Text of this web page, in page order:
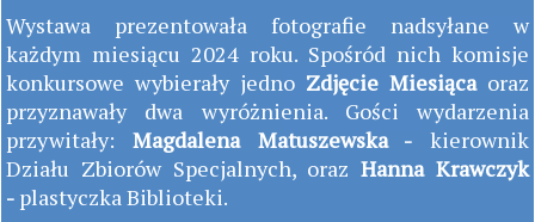
Wystawa prezentowała fotografie nadsyłane w
każdym miesiącu 2024 roku. Spośród nich komisje
konkursowe wybierały jedno Zdjęcie Miesiącaoraz
przyznawały dwa wyróżnienia. Gości wydarzenia
przywitały: Magdalena Matuszewska - kierownik
Działu Zbiorów Specjalnych, orazHanna Krawczyk
- plastyczka Biblioteki.